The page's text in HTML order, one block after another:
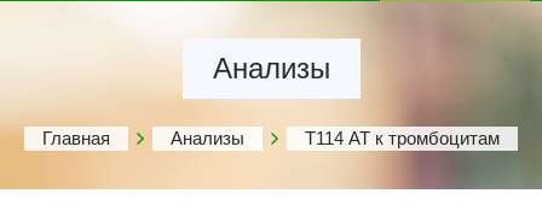
Анализы
Главная Анализы Т114 АТ к тромбоцитам